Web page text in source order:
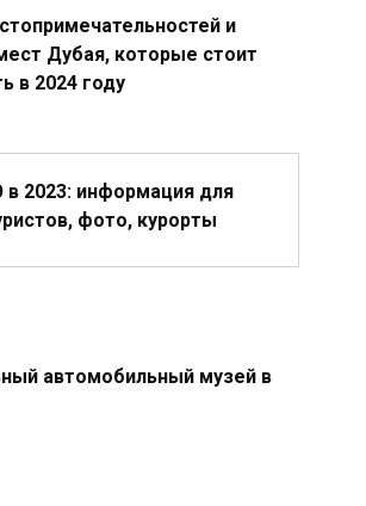
и
Дубая, которые стоит
в 2024 году
в 2023: информация для
фото, курорты
автомобильный музей в